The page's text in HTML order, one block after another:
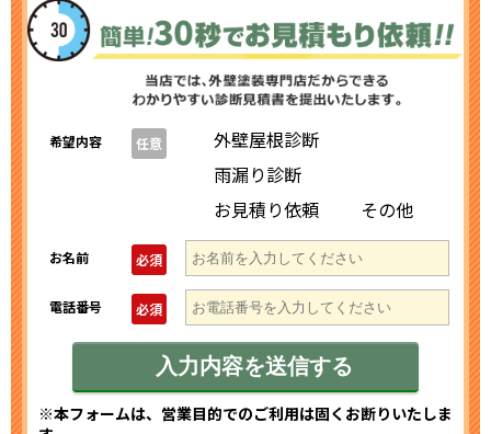
希望内容 任意
外壁屋根診断
雨漏り診断
お見積り依頼
その他
お名前 必須
電話番号 必須
※本フォームは、営業目的でのご利用は固くお断りいたしま